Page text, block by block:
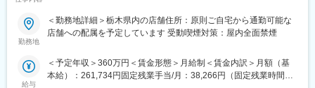
きます。
・残業は月平均20時間程度。
方には働ける環境です◎
い！★★
『日本のガリバーから世界のIDOMへ』東証プライム上場でクルマ
全国に約460店舗展開し、業界実績トップクラスを誇る中古車販
勤務地
＜勤務地詳細＞栃木県内の店舗住所：原則ご自宅から通勤可能な
店舗への配属を予定しています 受動喫煙対策：屋内全面禁煙
給与
＜予定年収＞360万円＜賃金形態＞月給制＜賃金内訳＞月額（基
本給）：261,734円固定残業手当/月：38,266円（固定残業時間20